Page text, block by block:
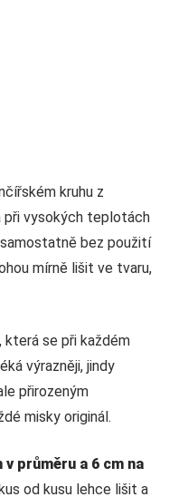
kruhu z
při vysokých teplotách
bez použití
mírně lišit ve tvaru,
která se při každém
výrazněji, jindy
přirozeným
misky originál.
průměru a 6 cm na
od kusu lehce lišit a